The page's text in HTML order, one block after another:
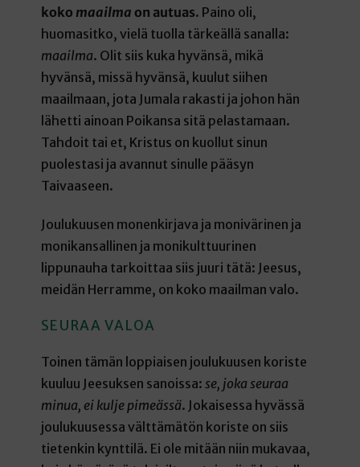
koko maailma on autuas. Paino oli,
huomasitko, vielä tuolla tärkeällä sanalla:
maailma. Olit siis kuka hyvänsä, mikä
hyvänsä, missä hyvänsä, kuulut siihen
maailmaan, jota Jumala rakasti ja johon hän
lähetti ainoan Poikansa sitä pelastamaan.
Tahdoit tai et, Kristus on kuollut sinun
puolestasi ja avannut sinulle pääsyn
Taivaaseen.
Joulukuusen monenkirjava ja monivärinen ja
monikansallinen ja monikulttuurinen
lippunauha tarkoittaa siis juuri tätä: Jeesus,
meidän Herramme, on koko maailman valo.
SEURAA VALOA
Toinen tämän loppiaisen joulukuusen koriste
kuuluu Jeesuksen sanoissa: se, joka seuraa
minua, ei kulje pimeässä. Jokaisessa hyvässä
joulukuusessa välttämätön koriste on siis
tietenkin kynttilä. Ei ole mitään niin mukavaa,